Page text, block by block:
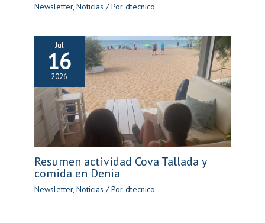
Newsletter, Noticias / Por dtecnico
Jul
16
2026
Resumen actividad Cova Tallada y
comida en Denia
Newsletter, Noticias / Por dtecnico